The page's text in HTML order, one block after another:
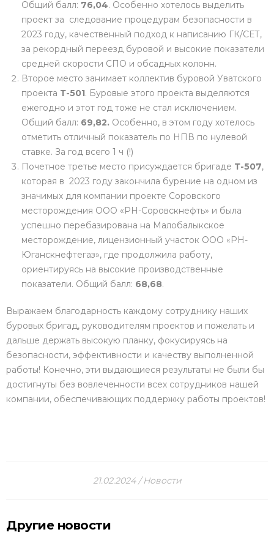
Общий балл: 76,04. Особенно хотелось выделить
проект за следование процедурам безопасности в
2023 году, качественный подход к написанию ГК/СЕТ,
за рекордный переезд буровой и высокие показатели
средней скорости СПО и обсадных колонн.
Второе место занимает коллектив буровой Уватского
проекта Т-501. Буровые этого проекта выделяются
ежегодно и этот год тоже не стал исключением.
Общий балл: 69,82. Особенно, в этом году хотелось
отметить отличный показатель по НПВ по нулевой
ставке. За год всего 1 ч (!)
Почетное третье место присуждается бригаде Т-507,
которая в 2023 году закончила бурение на одном из
значимых для компании проекте Соровского
месторождения ООО «РН-Соровскнефть» и была
успешно перебазирована на Малобалыкское
месторождение, лицензионный участок ООО «РН-
Юганскнефтегаз», где продолжила работу,
ориентируясь на высокие производственные
показатели. Общий балл: 68,68.
Выражаем благодарность каждому сотруднику наших
буровых бригад, руководителям проектов и пожелать и
дальше держать высокую планку, фокусируясь на
безопасности, эффективности и качеству выполненной
работы! Конечно, эти выдающиеся результаты не были бы
достигнуты без вовлеченности всех сотрудников нашей
компании, обеспечивающих поддержку работы проектов!
21.02.2024 Новости
Другие новости